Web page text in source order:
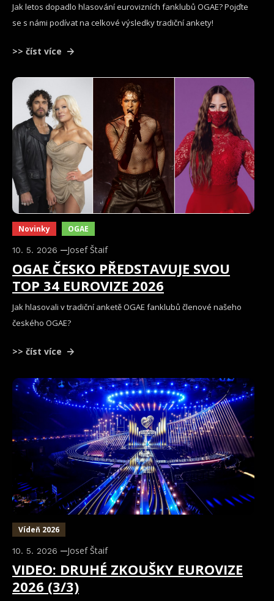
Jak letos dopadlo hlasování eurovizních fanklubů OGAE? Pojďte
se s námi podívat na celkové výsledky tradiční ankety!
>> číst více
Novinky OGAE
10. 5. 2026 Josef Štaif
OGAE ČESKO PŘEDSTAVUJE SVOU
TOP 34 EUROVIZE 2026
Jak hlasovali v tradiční anketě OGAE fanklubů členové našeho
českého OGAE?
>> číst více
Vídeň 2026
10. 5. 2026 Josef Štaif
VIDEO: DRUHÉ ZKOUŠKY EUROVIZE
2026 (3/3)